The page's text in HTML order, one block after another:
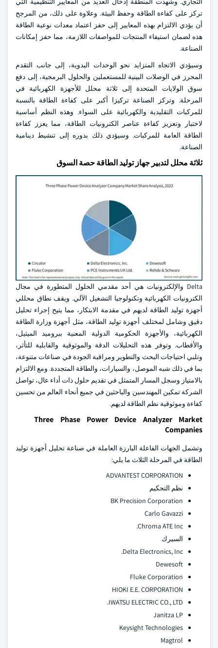
تركز على كفاءة الطاقة وحفظ البيئة. وعلاوة على ذلك، من المرجح
أن يؤدي الالتزام بهذه المعايير إلى حفز اعتماد معدات نوعية الطاقة
هذه لضمان استيفاء المنتجات للمواصفات اللازمة، مما حفز إمكانات
الصناعة.
وسيؤدي الاتجاه المتزايد نحو الوحدات اليدوية، إلى جانب التقدم
المحرز في الوصلات البينية للمستعملين والحلول البرمجية، إلى دفع
سوق الولايات المتحدة إلى ثلاثة محلل للأجهزة الكهربائية في
المرحلة. وتركز الصناعة تركيزا أكبر على كفاءة الطاقة بالنسبة
للمركبات التقليدية والكهربائية على السواء. وهذه النظم أساسية
لاختبار وتعزيز كفاءة عناصر الكترونيات الطاقة، مما يعزز كفاءة
الطاقة العامة للمركبات. وسيؤدي ذلك بدوره إلى تنشيط دينامية
الصناعة.
ثلاثة محلل لتدبير جهاز توليد الطاقة حصة السوق
Delta والإلكترونيات هي أحد مقدمي الحلول المتطورة في مجال
الكترونيات الكهربائية وتكنولوجيا التشغيل الآلي. ويقف نطاق محللي
أجهزة توليد الطاقة لديهم في مقدمة الابتكار، مما يتيح إجراء تحليل
دقيق وشامل لمختلف أجهزة توليد الطاقة، مثل أجهزة وزارة الطاقة
الكهربائية، والأجهزة الحكومية الدولية المعنية ببروميد الميثيل،
والأقطاب. وتوفر هذه التحليلات الدقة والموثوقية والقابلية للتأثر،
وتلبي احتياجات البحث والتطوير ومراقبة الجودة في صناعات متنوعة،
بما في ذلك شبه الموصل، والسيارات، والطاقة المتجددة. ومع الالتزام
بالامتياز وسجل المسار المتمثل في تقديم حلول ذات أداء عال، تواصل
الشركة تمكين المهندسين والباحثين في جميع أنحاء العالم من تحسين
كفاءة وموثوقية نظم الطاقة لديهم.
Three Phase Power Device Analyzer Market
Companies
وتشمل الجهات الفاعلة البارزة العاملة في صناعة تحليل أجهزة توليد
الطاقة في المرحلة الثلاث ما يلي:
ADVANTEST CORPORATION
نظم التحكيم
BK Precision Corporation
Carlo Gavazzi
Chroma ATE Inc.
السيرك
Delta Electronics, Inc.
Dewesoft
Fluke Corporation
HIOKI E.E. CORPORATION
IWATSU ELECTRIC CO., LTD.
Janitza LP
Keysight Technologies
Magtrol